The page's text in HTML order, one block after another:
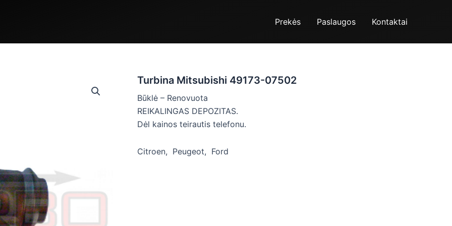
Prekės Paslaugos Kontaktai
Turbina Mitsubishi 49173-07502
Būklė – Renovuota
REIKALINGAS DEPOZITAS.
Dėl kainos teirautis telefonu.
Citroen, Peugeot, Ford